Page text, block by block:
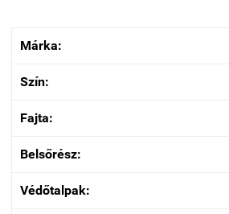
Márka:
Szín:
Fajta:
Belsőrész:
Védőtalpak: